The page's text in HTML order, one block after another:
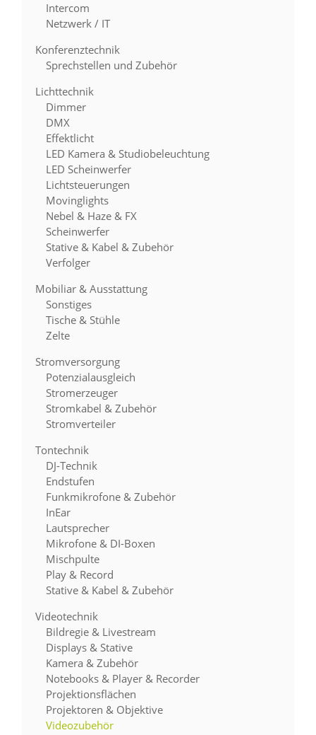
Intercom
Netzwerk / IT
Konferenztechnik
Sprechstellen und Zubehör
Lichttechnik
Dimmer
DMX
Effektlicht
LED Kamera & Studiobeleuchtung
LED Scheinwerfer
Lichtsteuerungen
Movinglights
Nebel & Haze & FX
Scheinwerfer
Stative & Kabel & Zubehör
Verfolger
Mobiliar & Ausstattung
Sonstiges
Tische & Stühle
Zelte
Stromversorgung
Potenzialausgleich
Stromerzeuger
Stromkabel & Zubehör
Stromverteiler
Tontechnik
DJ-Technik
Endstufen
Funkmikrofone & Zubehör
InEar
Lautsprecher
Mikrofone & DI-Boxen
Mischpulte
Play & Record
Stative & Kabel & Zubehör
Videotechnik
Bildregie & Livestream
Displays & Stative
Kamera & Zubehör
Notebooks & Player & Recorder
Projektionsflächen
Projektoren & Objektive
Videozubehör